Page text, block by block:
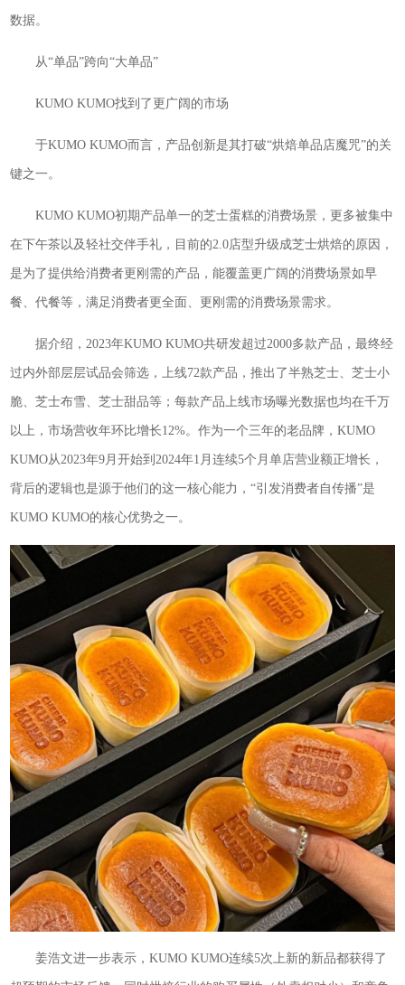
数据。
从“单品”跨向“大单品”
KUMO KUMO找到了更广阔的市场
于KUMO KUMO而言，产品创新是其打破“烘焙单品店魔咒”的关
键之一。
KUMO KUMO初期产品单一的芝士蛋糕的消费场景，更多被集中
在下午茶以及轻社交伴手礼，目前的2.0店型升级成芝士烘焙的原因，
是为了提供给消费者更刚需的产品，能覆盖更广阔的消费场景如早
餐、代餐等，满足消费者更全面、更刚需的消费场景需求。
据介绍，2023年KUMO KUMO共研发超过2000多款产品，最终经
过内外部层层试品会筛选，上线72款产品，推出了半熟芝士、芝士小
脆、芝士布雪、芝士甜品等；每款产品上线市场曝光数据也均在千万
以上，市场营收年环比增长12%。作为一个三年的老品牌，KUMO
KUMO从2023年9月开始到2024年1月连续5个月单店营业额正增长，
背后的逻辑也是源于他们的这一核心能力，“引发消费者自传播”是
KUMO KUMO的核心优势之一。
姜浩文进一步表示，KUMO KUMO连续5次上新的新品都获得了